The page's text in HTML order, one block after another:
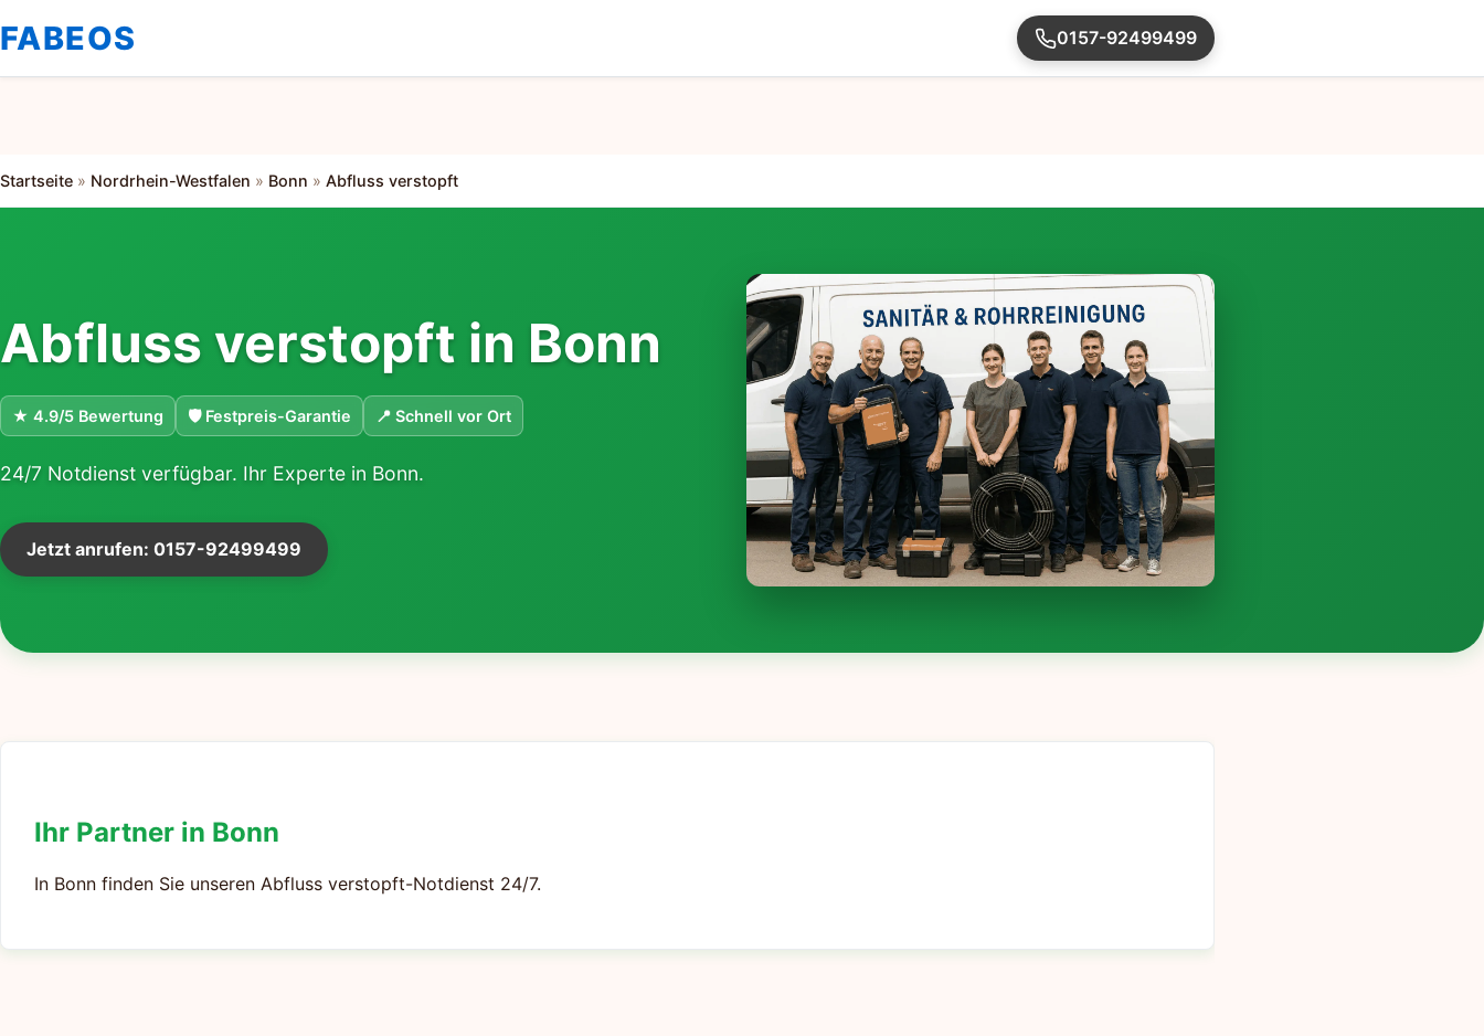
FABEOS 0157-92499499
Startseite » Nordrhein-Westfalen » Bonn » Abfluss verstopft
Abfluss verstopft in Bonn
★ 4.9/5 Bewertung 🛡 Festpreis-Garantie 📍 Schnell vor Ort
24/7 Notdienst verfügbar. Ihr Experte in Bonn.
Jetzt anrufen: 0157-92499499
Ihr Partner in Bonn
In Bonn finden Sie unseren Abfluss verstopft-Notdienst 24/7.